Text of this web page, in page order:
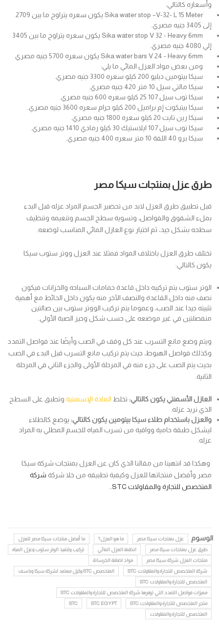
وأسعاره كالتالي:
Sika water stop –V-32- L 15 Meter يكون سعره يتراوح ما بين 2709
إلى 3405 جنيه مصري.
Sika water stop V 32 - Heavy 6mm يكون سعره يتراوح ما بين 3405
إلي 4080 جنيه مصري.
Sika water bars V 24 - Heavy 6mm يكون سعره 5700 جنيه مصري
ومن بعض مواد العزل المائي ما يلي:
سيكا بيتومين دبليو 200 كيلو سعره 3300 جنيه مصري.
سيكا مالتي سيل 10 متر 420 جنيه مصري.
سيكا توب سيل 107 25 كيلو سعره 600 جنيه مصري.
سيكا بيتيكوت إم براميل 200 كيلو جرام سعره 3600 جنيه مصري.
سيكا رين تايت 20 كيلو سعره 1800 جنيه مصري.
سيكا توب سيل 107 ايلاستيك 30 كيلو رمادي 1410 جنيه مصري.
سيكا برو 40 اللفة 10 متر سعره 400 جنيه مصري.
طرق عزل بمنتجات سيكا مصر
قبل تطبيق طرق العزل لابد من تحضير الجسم المراد عزله قبل البدء
بملء الشقوق والفواصل، وتسوية سطح الجسم وتنعيمه وتنظيف
سطحه بشكل جيد، ثم اختيار نوع العازل المائي المناسب لوضعه.
تختلف طرق العزل باختلاف المواد فمثلا عند العزل ووتر ستوب سيكا
يكون كالتالي:
الوتر ستوب يتم تركيبه داخل قاعدة حمامات السباحه والخزانات فيكون
نصف منه داخل القاعدة والنصف الآخر منه يكون داخل الحائط مع أهمية
تثبيته جيدا عند الصب، وعموما يتم تركيب الووتر ستوب بين صالتين
منفصلتين في غير موضعه على حسب شكل وحيز الصبة الأولي.
ويتم وضع مانع التسرب عند كل وقف في الصب وأيضًا عند فواصل التمدد
وكذلك فواصل الهبوط، حيث يتم تركيب مانع التسرب قبل البدء في الصب
بحيث يتم الصب على جزء منه في المرحلة الأولى والجزء الثاني في المرحلة
الثانية.
العازل الأسمنتي يكون كالتالي: تخلط المادة الإسمنتية وتطبق على السطح
الذي نريد عزله.
والعزل باستخدام طلاء سيكا بيتومين يكون كالتالي: يوضع كالطلاء
ليشكل طبقة حامية وواقية من تسرب المياه للجسم المطلي به المراد
عزله.
وهكذا قد انتهينا من مقالنا الذي كان عن العزل بمنتجات شركة سيكا
مصر وأفضل منتجاتها للعزل وكيفية تطبيقه من خلا شركة شركة
المتخصص للتجارة والمقاولات STC.
.
الوسوم عزل بمنتجات سيكا مصر ما هو العزل؟
ما أفضل منتجات سيكا مصر للعزل
طرق عزل بمنتجات سيكا مصر
انظمة العزل المائي
تركيب وتنفيذ الوتر ستوب وعزل المياه
منتجات العزل شركة سيكا مصر
مواد اضافة الخرسانة
شركة المتخصص للتجارة والمقاولات STC
المتخصص STC وكيل معتمد لشركة سيكا وباسف
المتخصص للتجارة والمقاولات STC
مميزات فواصل التمدد التي توفرها شرکة المتخصص للتجارة والمقاولات STC
متجر المتخصص للتجارة والمقاولات STC
STC EGYPT
STC
المتخصص للتجارة والمقاولات